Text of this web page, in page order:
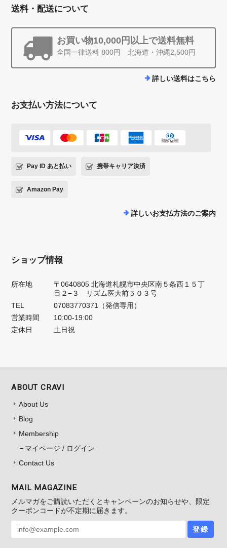
送料・配送について
お買い物10,000円以上で送料無料
全国一律送料 800円 北海道・沖縄2,500円
詳しい送料はこちら
お支払い方法について
Pay ID あと払い 携帯キャリア決済
Amazon Pay
詳しいお支払方法のご案内
ショップ情報
所在地
〒0640805 北海道札幌市中央区南５条西１５丁
目２−３ リズム医大前５０３号
TEL
07083770371（発信専用）
営業時間
10:00-19:00
定休日
土日祝
ABOUT CRAVI
About Us
Blog
Membership
マイページ / ログイン
Contact Us
MAIL MAGAZINE
メルマガをご購読いただくとキャンペーンのお知らせや、限定
クーポンコードが不定期に届きます。
登録